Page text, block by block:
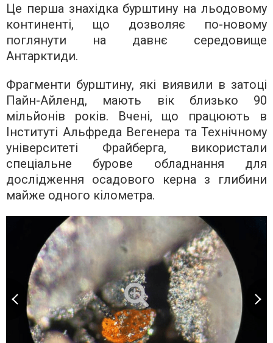
Це перша знахідка бурштину на льодовому
континенті, що дозволяє по-новому
поглянути на давнє середовище
Антарктиди.
Фрагменти бурштину, які виявили в затоці
Пайн-Айленд, мають вік близько 90
мільйонів років. Вчені, що працюють в
Інституті Альфреда Вегенера та Технічному
університеті Фрайберга, використали
спеціальне бурове обладнання для
дослідження осадового керна з глибини
майже одного кілометра.